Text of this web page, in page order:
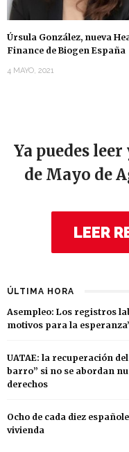
Úrsula González, nueva
Finance de Biogen España
4 MAYO, 2021
Ya puedes
de Mayo de
LEER
ÚLTIMA HORA
Asempleo: Los registros
motivos para la
UATAE: la recuperación
barro” si no se abordan
derechos
Ocho de cada diez
vivienda